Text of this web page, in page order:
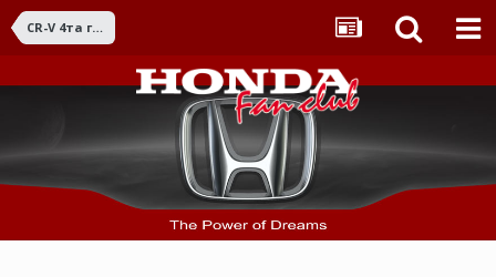
CR-V 4та ген. (2012 - 2016)